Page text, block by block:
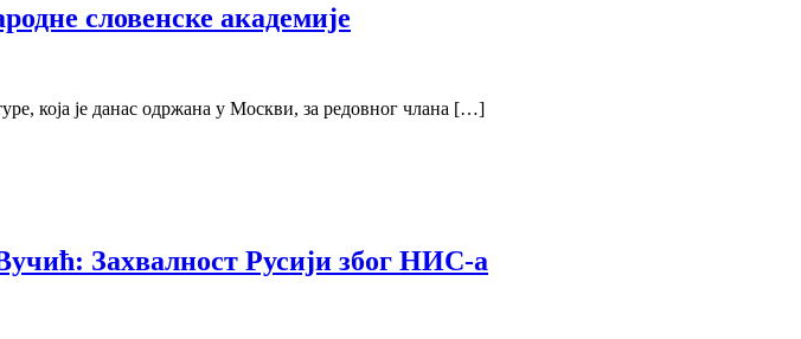
словенске академије
која је данас одржана у Москви, за редовног члана […]
Захвалност Русији због НИС-а